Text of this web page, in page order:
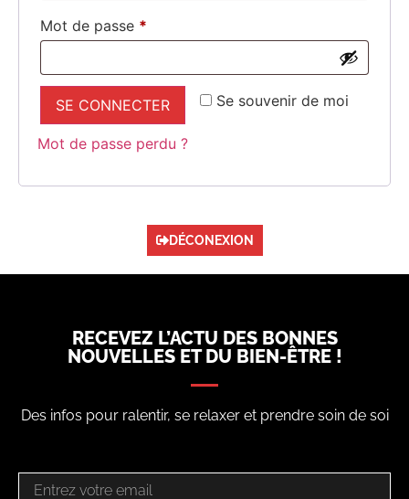
Mot de passe *
Se souvenir de moi
SE CONNECTER
Mot de passe perdu ?
DÉCONEXION
RECEVEZ L’ACTU DES BONNES
NOUVELLES ET DU BIEN-ÊTRE !
Des infos pour ralentir, se relaxer et prendre soin de soi